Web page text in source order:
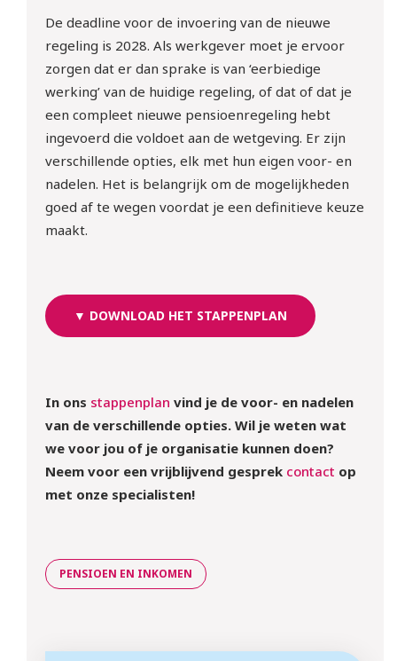
De deadline voor de invoering van de nieuwe
regeling is 2028. Als werkgever moet je ervoor
zorgen dat er dan sprake is van ‘eerbiedige
werking’ van de huidige regeling, of dat of dat je
een compleet nieuwe pensioenregeling hebt
ingevoerd die voldoet aan de wetgeving. Er zijn
verschillende opties, elk met hun eigen voor- en
nadelen. Het is belangrijk om de mogelijkheden
goed af te wegen voordat je een definitieve keuze
maakt.
▼ DOWNLOAD HET STAPPENPLAN
In ons stappenplan vind je de voor- en nadelen
van de verschillende opties. Wil je weten wat
we voor jou of je organisatie kunnen doen?
Neem voor een vrijblijvend gesprek contact op
met onze specialisten!
PENSIOEN EN INKOMEN
regels rondom het inlenen
van arbeidskrachten?